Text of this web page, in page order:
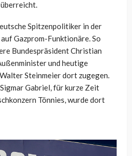
Spitzenpolitiker in der
Gazprom-Funktionäre. So
Bundespräsident Christian
und heutige
Steinmeier dort zugegen.
Gabriel, für kurze Zeit
Tönnies, wurde dort